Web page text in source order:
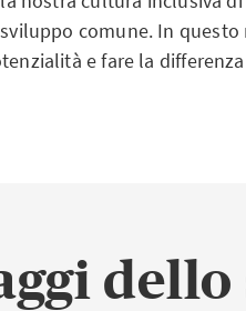
comune. In
e fare la